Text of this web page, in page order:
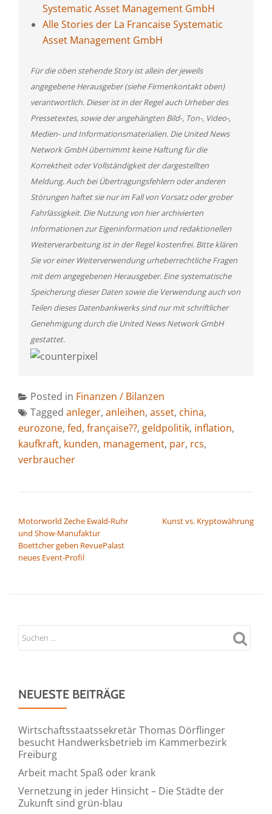
Systematic Asset Management GmbH
Alle Stories der La Francaise Systematic
Asset Management GmbH
Für die oben stehende Story ist allein der jeweils
angegebene Herausgeber (siehe Firmenkontakt oben)
verantwortlich. Dieser ist in der Regel auch Urheber des
Pressetextes, sowie der angehängten Bild-, Ton-, Video-,
Medien- und Informationsmaterialien. Die United News
Network GmbH übernimmt keine Haftung für die
Korrektheit oder Vollständigkeit der dargestellten
Meldung. Auch bei Übertragungsfehlern oder anderen
Störungen haftet sie nur im Fall von Vorsatz oder grober
Fahrlässigkeit. Die Nutzung von hier archivierten
Informationen zur Eigeninformation und redaktionellen
Weiterverarbeitung ist in der Regel kostenfrei. Bitte klären
Sie vor einer Weiterverwendung urheberrechtliche Fragen
mit dem angegebenen Herausgeber. Eine systematische
Speicherung dieser Daten sowie die Verwendung auch von
Teilen dieses Datenbankwerks sind nur mit schriftlicher
Genehmigung durch die United News Network GmbH
gestattet.
Posted in Finanzen / Bilanzen
Tagged anleger, anleihen, asset, china,
eurozone, fed, française??, geldpolitik, inflation,
kaufkraft, kunden, management, par, rcs,
verbraucher
Motorworld Zeche Ewald-Ruhr
und Show-Manufaktur
Boettcher geben RevuePalast
neues Event-Profil
Kunst vs. Kryptowährung
NEUESTE BEITRÄGE
Wirtschaftsstaatssekretär Thomas Dörflinger
besucht Handwerksbetrieb im Kammerbezirk
Freiburg
Arbeit macht Spaß oder krank
Vernetzung in jeder Hinsicht – Die Städte der
Zukunft sind grün-blau